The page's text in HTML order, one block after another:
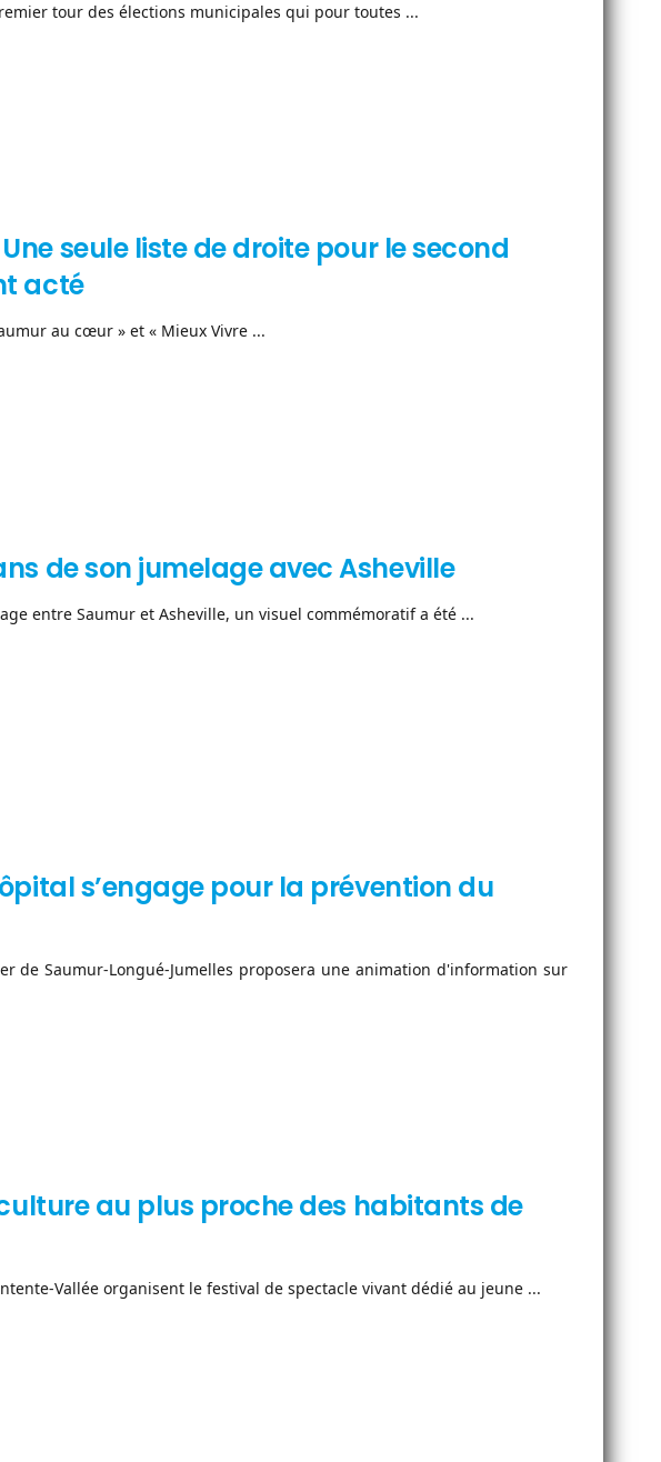
tour des élections municipales qui pour toutes ...
seule liste de droite pour le second
acté
au cœur » et « Mieux Vivre ...
de son jumelage avec Asheville
entre Saumur et Asheville, un visuel commémoratif a été ...
s’engage pour la prévention du
de Saumur-Longué-Jumelles proposera une animation d'information sur
culture au plus proche des habitants de
Vallée organisent le festival de spectacle vivant dédié au jeune ...